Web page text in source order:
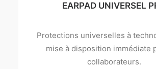
EARPAD UNIVERSEL
Protections universelles à
mise à disposition immédiate
collaborateurs.